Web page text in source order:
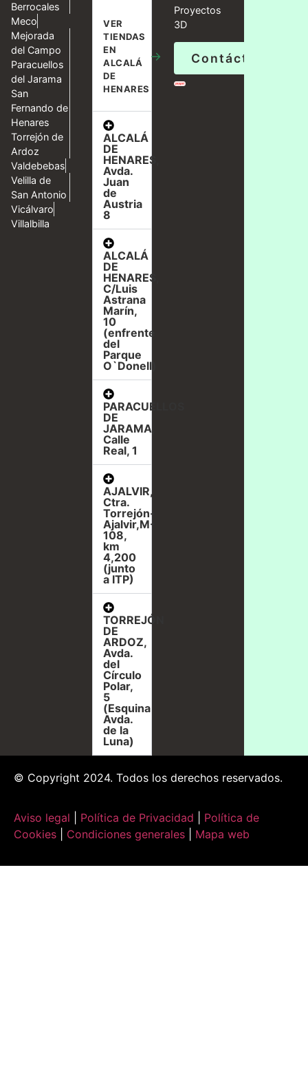
Berrocales
Meco
Mejorada
del Campo
Paracuellos
del Jarama
San
Fernando de
Henares
Torrejón de
Ardoz
Valdebebas
Velilla de
San Antonio
Vicálvaro
Villalbilla
VER
TIENDAS
EN
ALCALÁ
DE
HENARES
→
ALCALÁ
DE
HENARES,
Avda.
Juan
de
Austria
8
ALCALÁ
DE
HENARES,
C/Luis
Astrana
Marín,
10
(enfrente
del
Parque
O`Donell)
PARACUELLOS
DE
JARAMA,
Calle
Real, 1
AJALVIR,
Ctra.
Torrejón-
Ajalvir,M-
108,
km
4,200
(junto
a ITP)
TORREJÓN
DE
ARDOZ,
Avda.
del
Círculo
Polar,
5
(Esquina
Avda.
de la
Luna)
Proyectos
3D
Contáctanos
© Copyright 2024. Todos los derechos reservados.
Aviso legal Política de Privacidad
Política de
Cookies
Condiciones generales Mapa web